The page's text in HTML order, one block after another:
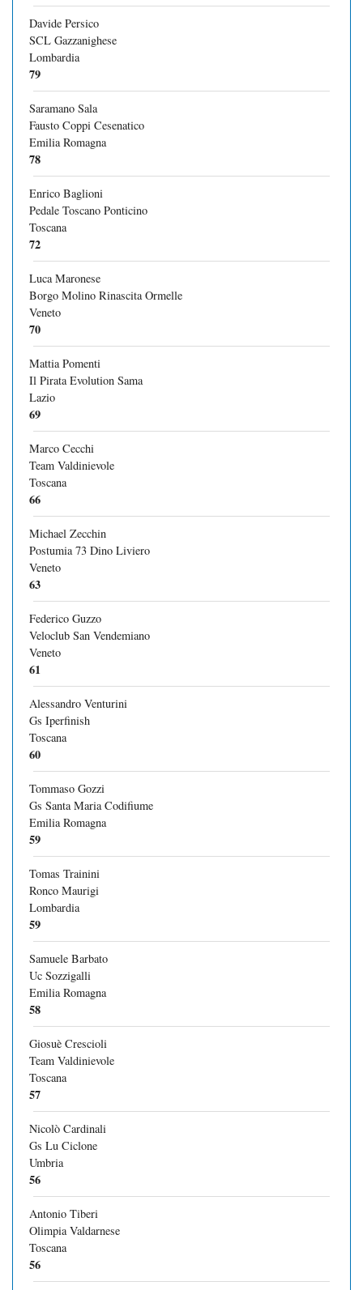
Davide Persico
SCL Gazzanighese
Lombardia
79
Saramano Sala
Fausto Coppi Cesenatico
Emilia Romagna
78
Enrico Baglioni
Pedale Toscano Ponticino
Toscana
72
Luca Maronese
Borgo Molino Rinascita Ormelle
Veneto
70
Mattia Pomenti
Il Pirata Evolution Sama
Lazio
69
Marco Cecchi
Team Valdinievole
Toscana
66
Michael Zecchin
Postumia 73 Dino Liviero
Veneto
63
Federico Guzzo
Veloclub San Vendemiano
Veneto
61
Alessandro Venturini
Gs Iperfinish
Toscana
60
Tommaso Gozzi
Gs Santa Maria Codifiume
Emilia Romagna
59
Tomas Trainini
Ronco Maurigi
Lombardia
59
Samuele Barbato
Uc Sozzigalli
Emilia Romagna
58
Giosuè Crescioli
Team Valdinievole
Toscana
57
Nicolò Cardinali
Gs Lu Ciclone
Umbria
56
Antonio Tiberi
Olimpia Valdarnese
Toscana
56